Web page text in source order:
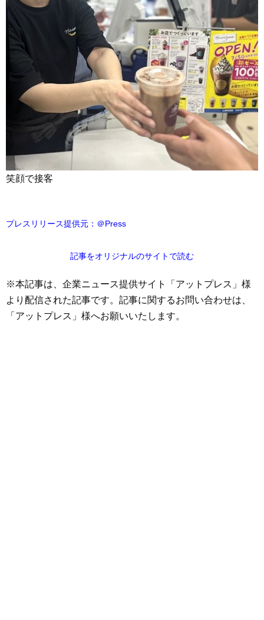
笑顔で接客
プレスリリース提供元：＠Press
記事をオリジナルのサイトで読む
※本記事は、企業ニュース提供サイト「アットプレス」様
より配信された記事です。記事に関するお問い合わせは、
「アットプレス」様へお願いいたします。